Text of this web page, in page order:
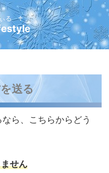
る ♰
送る
ら、こちらからどう
せん